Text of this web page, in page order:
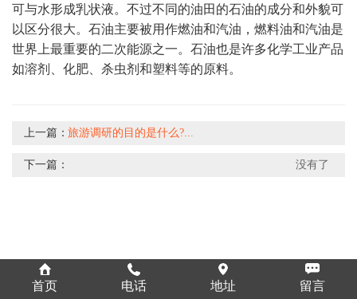
可与水形成乳状液。不过不同的油田的石油的成分和外貌可
以区分很大。石油主要被用作燃油和汽油，燃料油和汽油是
世界上最重要的二次能源之一。石油也是许多化学工业产品
如溶剂、化肥、杀虫剂和塑料等的原料。
上一篇：旅游调研的目的是什么?...
下一篇： 没有了
首页 电话 地址 留言